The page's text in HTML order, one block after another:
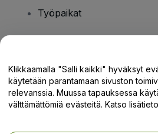
Työpaikat
Tukikeskus / Ota meihin
Klikkaamalla "Salli kaikki" hyväksyt
käytetään parantamaan sivuston
relevanssia. Muussa tapauksessa
välttämättömiä evästeitä. Katso